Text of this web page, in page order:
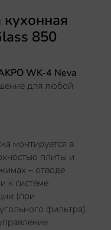
850
WK-4 Neva
для любой
монтируется в
плиты и
– отводе
к системе
(при
фильтра).